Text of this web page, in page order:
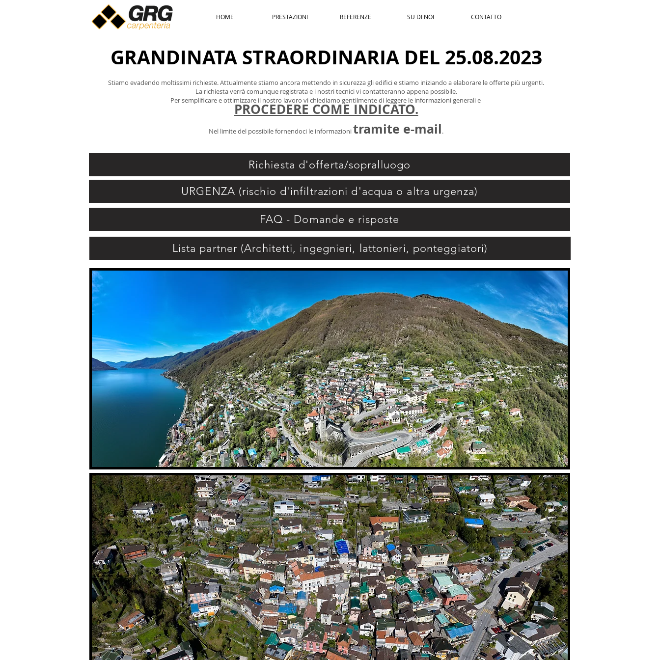
HOME PRESTAZIONI REFERENZE SU DI NOI CONTATTO
GRANDINATA STRAORDINARIA DEL 25.08.2023
Stiamo evadendo moltissimi richieste. Attualmente stiamo ancora mettendo in sicurezza gli edifici e stiamo iniziando a elaborare le offerte più urgenti.
La richiesta verrà comunque registrata e i nostri tecnici vi contatteranno appena possibile.
Per semplificare e ottimizzare il nostro lavoro vi chiediamo gentilmente dileggere le informazioni generali e
PROCEDERE COME INDICATO.
Nel limite del possibile fornendoci le informazionitramite e-mail.
Richiesta d'offerta/sopralluogo
URGENZA (rischio d'infiltrazioni d'acqua o altra urgenza)
FAQ - Domande e risposte
Lista partner (Architetti, ingegnieri, lattonieri, ponteggiatori)